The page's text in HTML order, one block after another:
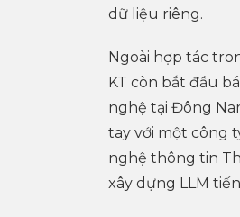
dữ liệu riêng.
Ngoài hợp tác
KT còn bắt đầu
nghệ tại Đông
tay với một công
nghệ thông tin
xây dựng LLM